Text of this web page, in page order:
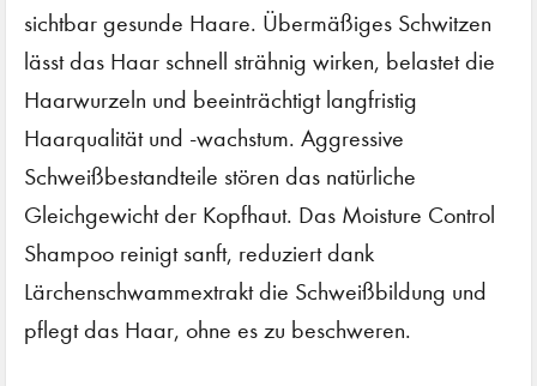
sichtbar gesunde Haare. Übermäßiges Schwitzen
lässt das Haar schnell strähnig wirken, belastet die
Haarwurzeln und beeinträchtigt langfristig
Haarqualität und -wachstum. Aggressive
Schweißbestandteile stören das natürliche
Gleichgewicht der Kopfhaut. Das Moisture Control
Shampoo reinigt sanft, reduziert dank
Lärchenschwammextrakt die Schweißbildung und
pflegt das Haar, ohne es zu beschweren.